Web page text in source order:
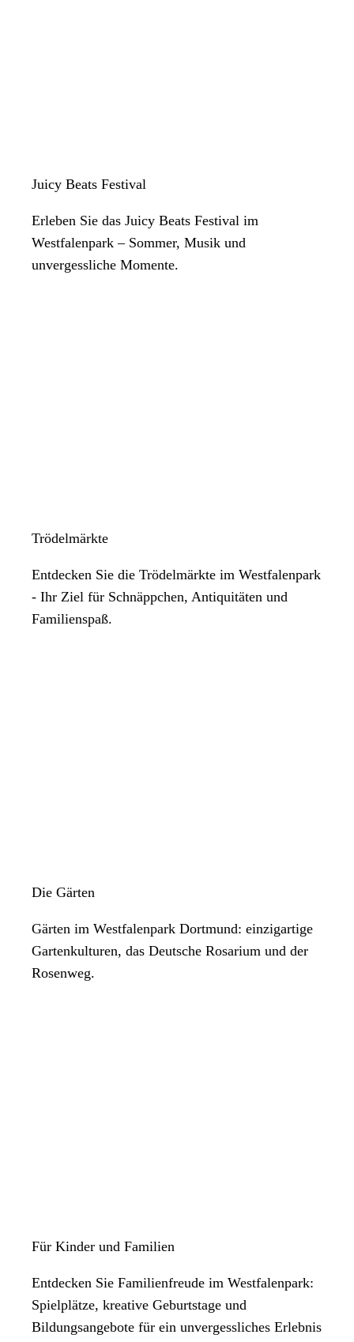
Juicy Beats Festival
Erleben Sie das Juicy Beats Festival im
Westfalenpark – Sommer, Musik und
unvergessliche Momente.
Trödelmärkte
Entdecken Sie die Trödelmärkte im Westfalenpark
- Ihr Ziel für Schnäppchen, Antiquitäten und
Familienspaß.
Die Gärten
Gärten im Westfalenpark Dortmund: einzigartige
Gartenkulturen, das Deutsche Rosarium und der
Rosenweg.
Für Kinder und Familien
Entdecken Sie Familienfreude im Westfalenpark:
Spielplätze, kreative Geburtstage und
Bildungsangebote für ein unvergessliches Erlebnis